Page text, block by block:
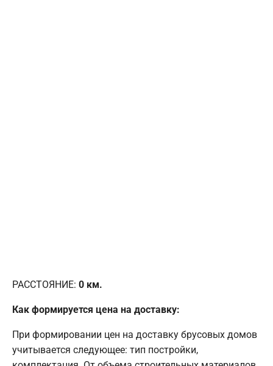
РАССТОЯНИЕ: 0 км.
Как формируется цена на доставку:
При формировании цен на доставку брусовых домов
учитывается следующее: тип постройки,